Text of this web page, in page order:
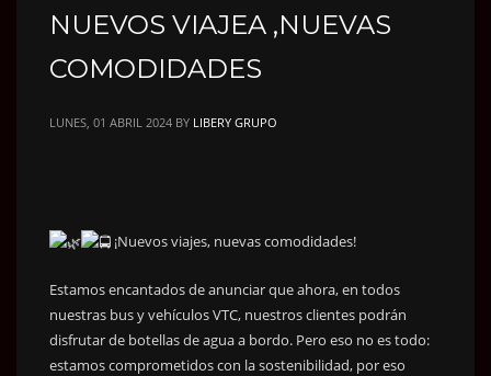
NUEVOS VIAJEA ,NUEVAS
COMODIDADES
LUNES, 01 ABRIL 2024 BY LIBERY GRUPO
¡Nuevos viajes, nuevas comodidades!
Estamos encantados de anunciar que ahora, en todos
nuestras bus y vehículos VTC, nuestros clientes podrán
disfrutar de botellas de agua a bordo. Pero eso no es todo:
estamos comprometidos con la sostenibilidad, por eso